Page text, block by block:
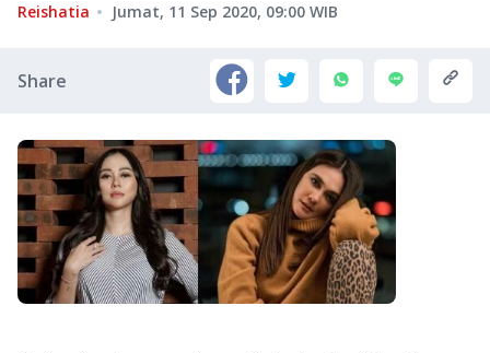
Reishatia Jumat, 11 Sep 2020, 09:00 WIB
Share